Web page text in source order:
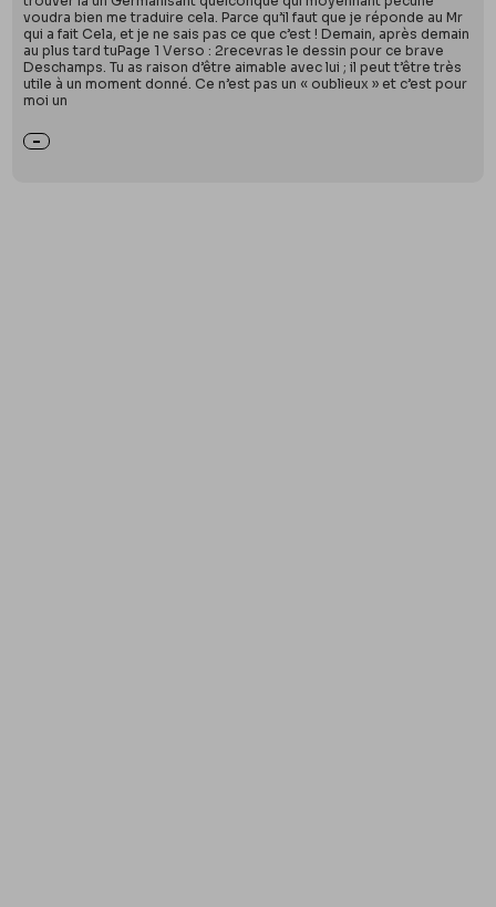
voudra bien me traduire cela. Parce qu’il faut que je réponde au Mr
qui a fait Cela, et je ne sais pas ce que c’est ! Demain, après demain
au plus tard tuPage 1 Verso : 2recevras le dessin pour ce brave
Deschamps. Tu as raison d’être aimable avec lui ; il peut t’être très
utile à un moment donné. Ce n’est pas un « oublieux » et c’est pour
moi un